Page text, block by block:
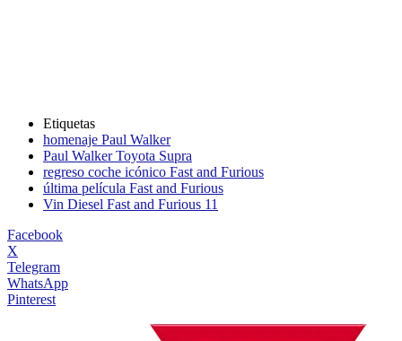
Etiquetas
homenaje Paul Walker
Paul Walker Toyota Supra
regreso coche icónico Fast and Furious
última película Fast and Furious
Vin Diesel Fast and Furious 11
Facebook
X
Telegram
WhatsApp
Pinterest